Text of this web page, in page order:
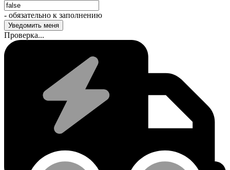
- обязательно к заполнению
Проверка...